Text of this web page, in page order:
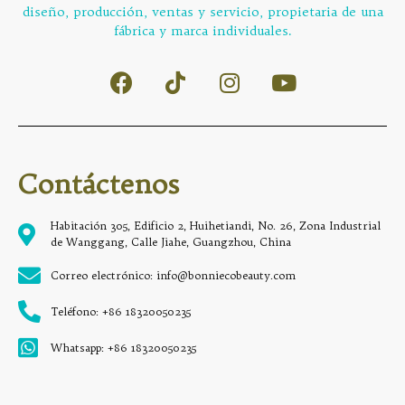
diseño, producción, ventas y servicio, propietaria de una
fábrica y marca individuales.
Contáctenos
Habitación 305, Edificio 2, Huihetiandi, No. 26, Zona Industrial
de Wanggang, Calle Jiahe, Guangzhou, China
Correo electrónico: info@bonniecobeauty.com
Teléfono: +86 18320050235
Whatsapp: +86 18320050235